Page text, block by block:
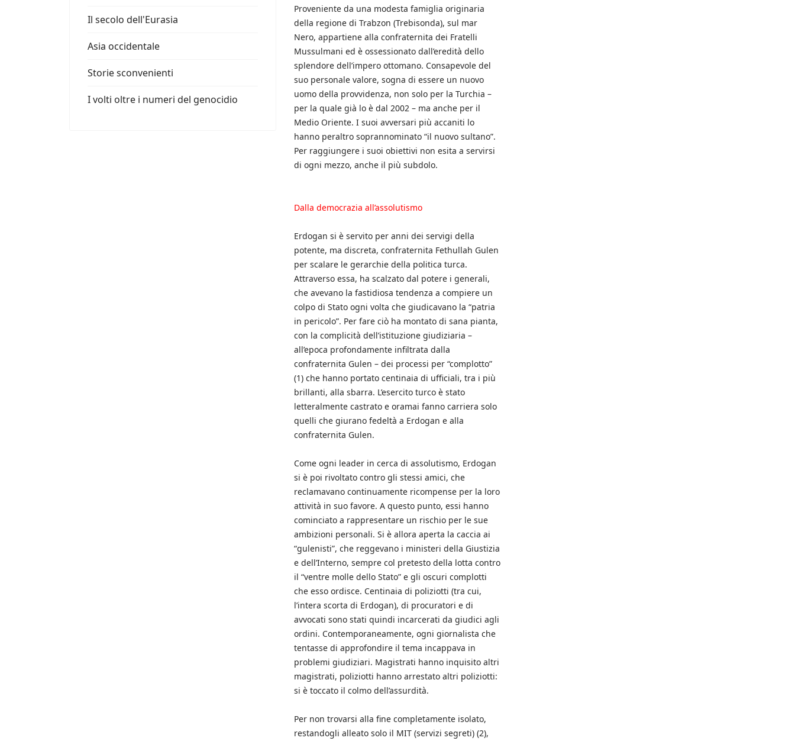
Il secolo dell'Eurasia
Asia occidentale
Storie sconvenienti
I volti oltre i numeri del genocidio
Proveniente da una modesta famiglia originaria
della regione di Trabzon (Trebisonda), sul mar
Nero, appartiene alla confraternita dei Fratelli
Mussulmani ed è ossessionato dall’eredità dello
splendore dell’impero ottomano. Consapevole del
suo personale valore, sogna di essere un nuovo
uomo della provvidenza, non solo per la Turchia –
per la quale già lo è dal 2002 – ma anche per il
Medio Oriente. I suoi avversari più accaniti lo
hanno peraltro soprannominato “il nuovo sultano”.
Per raggiungere i suoi obiettivi non esita a servirsi
di ogni mezzo, anche il più subdolo.
Dalla democrazia all’assolutismo
Erdogan si è servito per anni dei servigi della
potente, ma discreta, confraternita Fethullah Gulen
per scalare le gerarchie della politica turca.
Attraverso essa, ha scalzato dal potere i generali,
che avevano la fastidiosa tendenza a compiere un
colpo di Stato ogni volta che giudicavano la “patria
in pericolo”. Per fare ciò ha montato di sana pianta,
con la complicità dell’istituzione giudiziaria –
all’epoca profondamente infiltrata dalla
confraternita Gulen – dei processi per “complotto”
(1) che hanno portato centinaia di ufficiali, tra i più
brillanti, alla sbarra. L’esercito turco è stato
letteralmente castrato e oramai fanno carriera solo
quelli che giurano fedeltà a Erdogan e alla
confraternita Gulen.
Come ogni leader in cerca di assolutismo, Erdogan
si è poi rivoltato contro gli stessi amici, che
reclamavano continuamente ricompense per la loro
attività in suo favore. A questo punto, essi hanno
cominciato a rappresentare un rischio per le sue
ambizioni personali. Si è allora aperta la caccia ai
“gulenisti”, che reggevano i ministeri della Giustizia
e dell’Interno, sempre col pretesto della lotta contro
il “ventre molle dello Stato” e gli oscuri complotti
che esso ordisce. Centinaia di poliziotti (tra cui,
l’intera scorta di Erdogan), di procuratori e di
avvocati sono stati quindi incarcerati da giudici agli
ordini. Contemporaneamente, ogni giornalista che
tentasse di approfondire il tema incappava in
problemi giudiziari. Magistrati hanno inquisito altri
magistrati, poliziotti hanno arrestato altri poliziotti:
si è toccato il colmo dell’assurdità.
Per non trovarsi alla fine completamente isolato,
restandogli alleato solo il MIT (servizi segreti) (2),